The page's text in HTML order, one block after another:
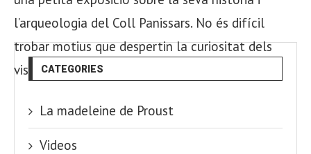
l’arqueologia del Coll Panissars. No és difícil
trobar motius que despertin la curiositat dels
visitants.CATEGORIES
La madeleine de Proust
Videos